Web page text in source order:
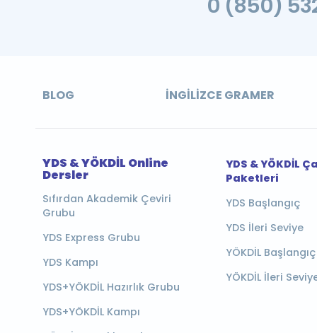
0 (850)
BLOG İNGILIZCE GRAMER
YDS & YÖKDİL Online
Dersler
Sıfırdan Akademik Çeviri
Grubu
YDS Express Grubu
YDS Kampı
YDS+YÖKDİL Hazırlık Grubu
YDS+YÖKDİL Kampı
YDS & YÖKDİL
Paketleri
YDS Başlangıç
YDS İleri Seviye
YÖKDİL Başlangıç
YÖKDİL İleri